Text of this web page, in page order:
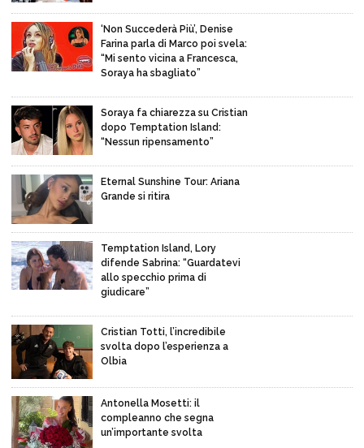
‘Non Succederà Più’, Denise
Farina parla di Marco poi svela:
“Mi sento vicina a Francesca,
Soraya ha sbagliato”
Soraya fa chiarezza su Cristian
dopo Temptation Island:
“Nessun ripensamento”
Eternal Sunshine Tour: Ariana
Grande si ritira
Temptation Island, Lory
difende Sabrina: “Guardatevi
allo specchio prima di
giudicare”
Cristian Totti, l’incredibile
svolta dopo l’esperienza a
Olbia
Antonella Mosetti: il
compleanno che segna
un’importante svolta